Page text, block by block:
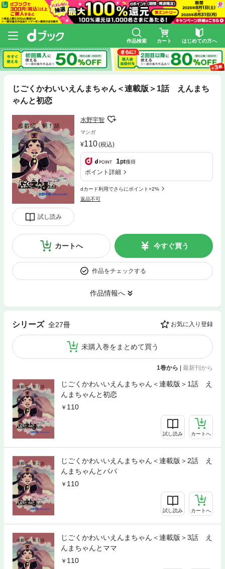
作品検索 カート はじめての方へ
じごくかわいいえんまちゃん＜連載版＞1話 えんまち
ゃんと初恋
試し読み
水野宇智
マンガ
110(税込)
1pt獲得
ポイント詳細
dカード利用でさらにポイント+2%
返品不可
カートへ 今すぐ買う
作品をチェックする
作品情報へ
シリーズ 全27冊 お気に入り登録
未購入巻をまとめて買う
1巻から | 最新刊から
じごくかわいいえんまちゃん＜連載版＞1話 え
んまちゃんと初恋
110
試し読み カートへ
じごくかわいいえんまちゃん＜連載版＞2話 え
んまちゃんとパパ
110
試し読み カートへ
じごくかわいいえんまちゃん＜連載版＞3話 え
んまちゃんとママ
110